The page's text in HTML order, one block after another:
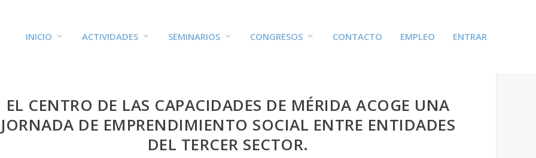
INICIO ACTIVIDADES SEMINARIOS CONGRESOS CONTACTO EMPLEO ENTRAR
EL CENTRO DE LAS CAPACIDADES DE MÉRIDA ACOGE UNA
JORNADA DE EMPRENDIMIENTO SOCIAL ENTRE ENTIDADES
DEL TERCER SECTOR.